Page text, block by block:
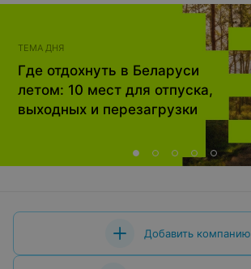
ТЕМА ДНЯ
Где отдохнуть в Беларуси
летом: 10 мест для отпуска,
выходных и перезагрузки
Добавить компанию